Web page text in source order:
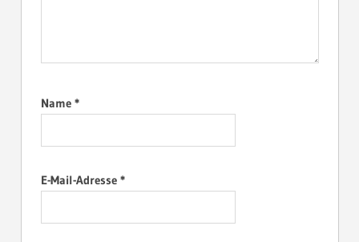
Name *
E-Mail-Adresse *